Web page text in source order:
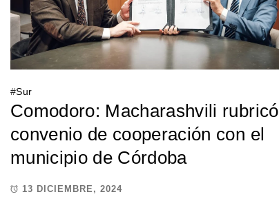
#Sur
Comodoro: Macharashvili rubricó
convenio de cooperación con el
municipio de Córdoba
13 DICIEMBRE, 2024